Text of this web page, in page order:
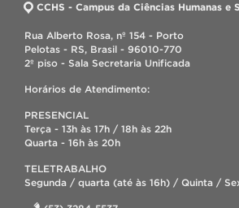
CCHS - Campus da Ciências Humanas e
Rua Alberto Rosa, nº 154 - Porto
Pelotas - RS, Brasil - 96010-770
2º piso - Sala Secretaria Unificada
Horários de Atendimento:
PRESENCIAL
Terça - 13h às 17h / 18h às 22h
Quarta - 16h às 20h
TELETRABALHO
Segunda / quarta (até às 16h) / Quinta /